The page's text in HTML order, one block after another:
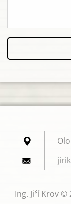
Ing. Jiří Krov ©